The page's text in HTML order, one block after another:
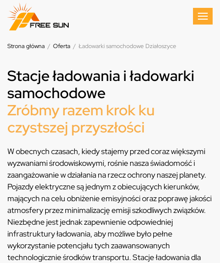
Strona główna / Oferta / Ładowarki samochodowe Działoszyce
Stacje ładowania i ładowarki
samochodowe
Zróbmy razem krok ku
czystszej przyszłości
W obecnych czasach, kiedy stajemy przed coraz większymi
wyzwaniami środowiskowymi, rośnie nasza świadomość i
zaangażowanie w działania na rzecz ochrony naszej planety.
Pojazdy elektryczne są jednym z obiecujących kierunków,
mających na celu obniżenie emisyjności oraz poprawę jakości
atmosfery przez minimalizację emisji szkodliwych związków.
Niezbędne jest jednak zapewnienie odpowiedniej
infrastruktury ładowania, aby możliwe było pełne
wykorzystanie potencjału tych zaawansowanych
technologicznie środków transportu. Stacje ładowania dla